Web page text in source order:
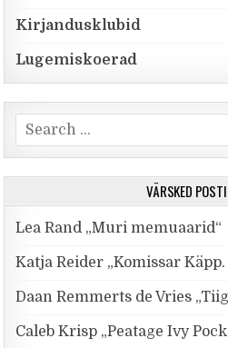
Kirjandusklubid
Lugemiskoerad
Search for:
VÄRSKED
Lea Rand „Muri memuaarid“
Katja Reider „Komissar
Daan Remmerts de Vries
Caleb Krisp „Peatage Ivy